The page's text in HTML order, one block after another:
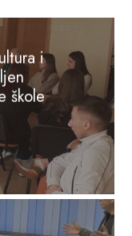
i
škole